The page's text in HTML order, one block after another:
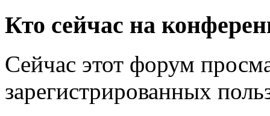
Кто сейчас на
Сейчас этот форум
зарегистрированных